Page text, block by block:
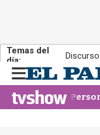
Temas del
día:
n
u